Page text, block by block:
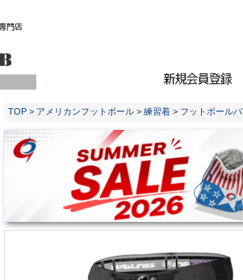
TOP > アメリカンフットボール > 練習着 > フットボール